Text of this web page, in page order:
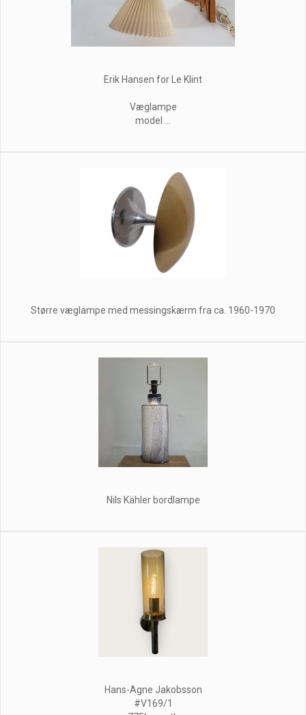
Erik Hansen for Le Klint
Væglampe
model ...
Større væglampe med messingskærm fra ca. 1960-1970
Nils Kähler bordlampe
Hans-Agne Jakobsson
#V169/1